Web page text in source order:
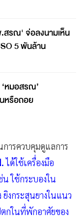
รณ' จ่อลงนามเห็น
5 พันล้าน
หมอสรณ’
หรือถอย
การควบคุมดูแลการ
ได้ใช้เครื่องมือ
ใช้กระบองใน
งกระสุนยางในแนว
กในที่พักอาศัยของ